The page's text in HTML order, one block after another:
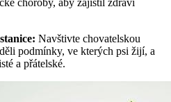
Navštivte chovatelskou
podmínky, ve kterých psi žijí, a
a přátelské.